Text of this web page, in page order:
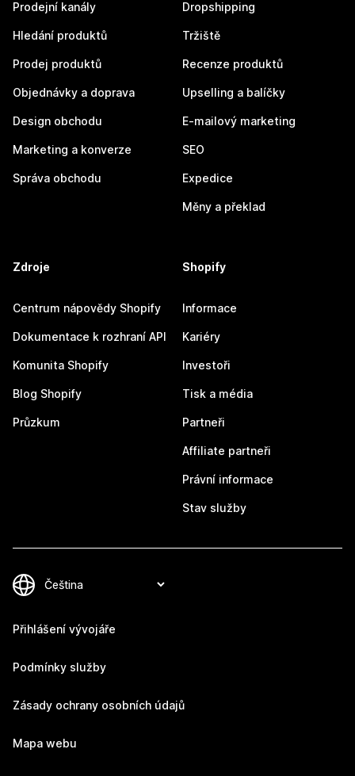
Prodejní kanály
Hledání produktů
Prodej produktů
Objednávky a doprava
Design obchodu
Marketing a konverze
Správa obchodu
Dropshipping
Tržiště
Recenze produktů
Upselling a balíčky
E-mailový marketing
SEO
Expedice
Měny a překlad
Zdroje
Centrum nápovědy Shopify
Dokumentace k rozhraní API
Komunita Shopify
Blog Shopify
Průzkum
Shopify
Informace
Kariéry
Investoři
Tisk a média
Partneři
Affiliate partneři
Právní informace
Stav služby
Přihlášení vývojáře
Podmínky služby
Zásady ochrany osobních údajů
Mapa webu